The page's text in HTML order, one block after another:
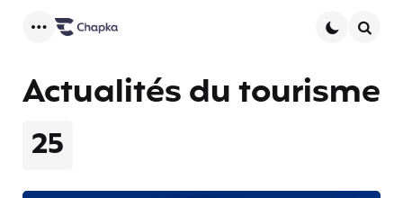
25
Actualités du tourisme